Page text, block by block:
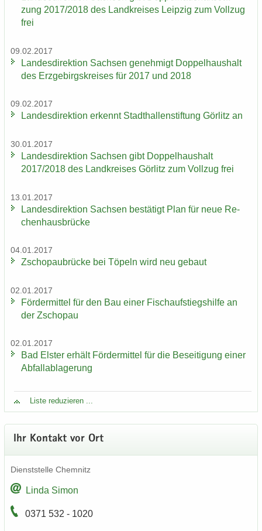
zung 2017/2018 des Land­krei­ses Leip­zig zum Voll­zug
frei
09.02.2017
Lan­des­di­rek­ti­on Sach­sen ge­neh­migt Dop­pel­haus­halt
des Erz­ge­birgs­krei­ses für 2017 und 2018
09.02.2017
Lan­des­di­rek­ti­on er­kennt Stadt­hal­len­stif­tung Gör­litz an
30.01.2017
Lan­des­di­rek­ti­on Sach­sen gibt Dop­pel­haus­halt
2017/2018 des Land­krei­ses Gör­litz zum Voll­zug frei
13.01.2017
Lan­des­di­rek­ti­on Sach­sen be­stä­tigt Plan für neue Re­
chen­haus­brü­cke
04.01.2017
Zscho­pau­brü­cke bei Tö­peln wird neu ge­baut
02.01.2017
För­der­mit­tel für den Bau einer Fisch­auf­stiegs­hil­fe an
der Zscho­pau
02.01.2017
Bad Els­ter er­hält För­der­mit­tel für die Be­sei­ti­gung einer
Ab­fall­ab­la­ge­rung
Liste re­du­zie­ren ...
Ihr Kon­takt vor Ort
Dienst­stel­le Chem­nitz
Linda Simon
0371 532 - 1020